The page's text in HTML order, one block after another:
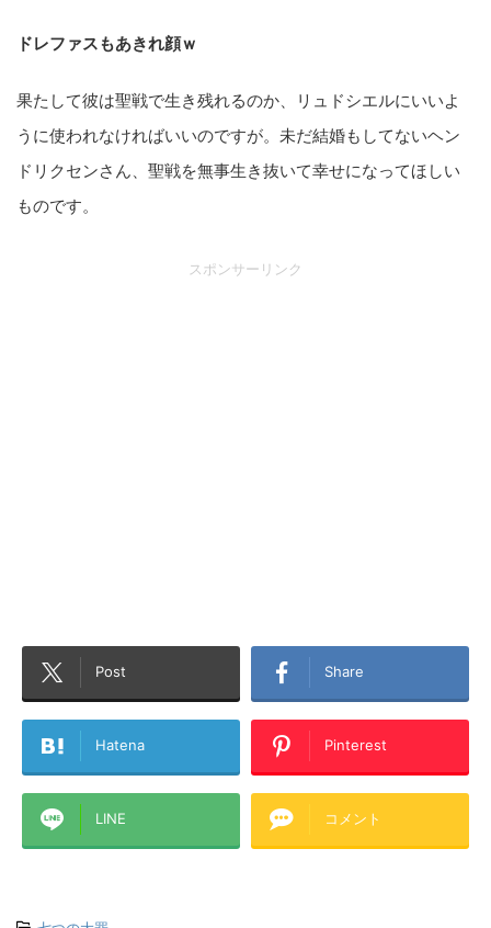
ドレファスもあきれ顔ｗ
果たして彼は聖戦で生き残れるのか、リュドシエルにいいよ
うに使われなければいいのですが。未だ結婚もしてないヘン
ドリクセンさん、聖戦を無事生き抜いて幸せになってほしい
ものです。
スポンサーリンク
Post Share
Hatena Pinterest
LINE コメント